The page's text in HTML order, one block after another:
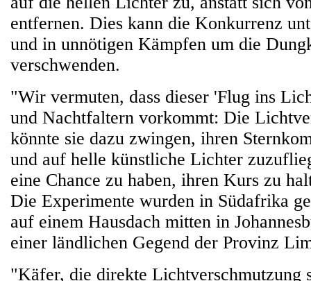
entfernen. Dies kann die Konkurrenz
und in unnötigen Kämpfen um die
verschwenden.
"Wir vermuten, dass dieser 'Flug ins
und Nachtfaltern vorkommt: Die
könnte sie dazu zwingen, ihren
und auf helle künstliche Lichter
eine Chance zu haben, ihren Kurs zu
Die Experimente wurden in Südafrika
auf einem Hausdach mitten in
einer ländlichen Gegend der Provinz
"Käfer, die direkte Lichtverschmutzung